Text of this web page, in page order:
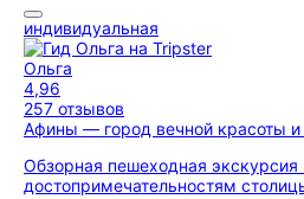
индивидуальная
Ольга
4,96
257 отзывов
Афины — город вечной красоты
Обзорная пешеходная экскурсия
достопримечательностям